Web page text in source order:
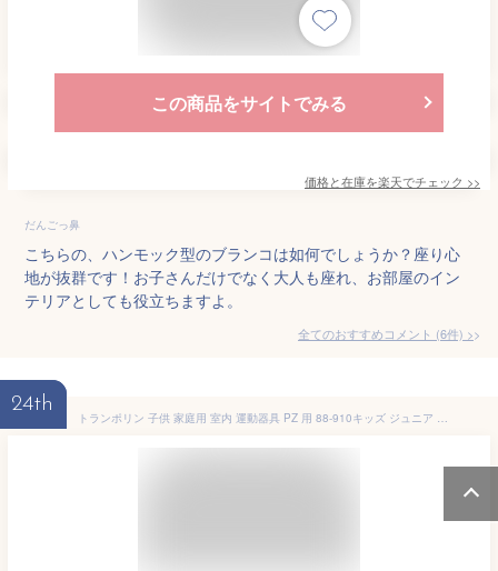
この商品をサイトでみる
価格と在庫を楽天でチェック >>
だんごっ鼻
こちらの、ハンモック型のブランコは如何でしょうか？座り心
地が抜群です！お子さんだけでなく大人も座れ、お部屋のイン
テリアとしても役立ちますよ。
全てのおすすめコメント (6件) >
24th
トランポリン 子供 家庭用 室内 運動器具 PZ 用 88-910キッズ ジュニア 大人 耐荷重110kg 遊具 お部屋 運動 ライトグリーン レッド ブラック ブルー【D】